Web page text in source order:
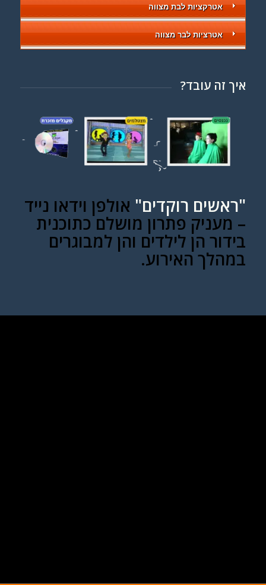
אטרקציות לבת מצווה
אטרציות לבר מצווה
איך זה עובד?
"ראשים רוקדים" אולפן וידאו נייד
– מעניק פתרון מושלם כתוכנית
בידור הן לילדים והן למבוגרים
במהלך האירוע.